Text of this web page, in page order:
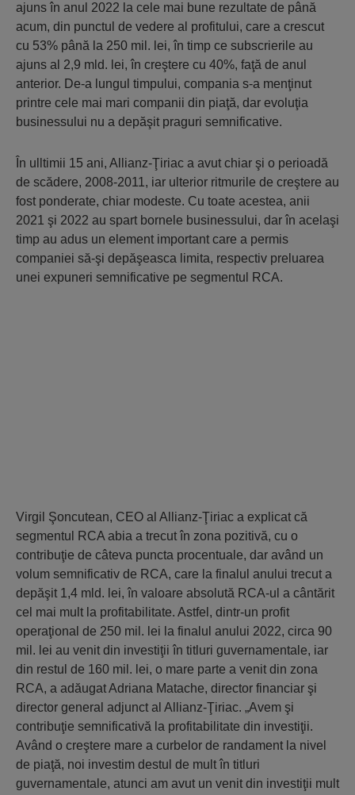
ajuns în anul 2022 la cele mai bune rezultate de până
acum, din punctul de vedere al profitului, care a crescut
cu 53% până la 250 mil. lei, în timp ce subscrierile au
ajuns al 2,9 mld. lei, în creştere cu 40%, faţă de anul
anterior. De-a lungul timpului, compania s-a menţinut
printre cele mai mari companii din piaţă, dar evoluţia
businessului nu a depăşit praguri semnificative.
În ulltimii 15 ani, Allianz-Ţiriac a avut chiar şi o perioadă
de scădere, 2008-2011, iar ulterior ritmurile de creştere au
fost ponderate, chiar modeste. Cu toate acestea, anii
2021 şi 2022 au spart bornele businessului, dar în acelaşi
timp au adus un element important care a permis
companiei să-şi depăşeasca limita, respectiv preluarea
unei expuneri semnificative pe segmentul RCA.
Virgil Şoncutean, CEO al Allianz-Ţiriac a explicat că
segmentul RCA abia a trecut în zona pozitivă, cu o
contribuţie de câteva puncta procentuale, dar având un
volum semnificativ de RCA, care la finalul anului trecut a
depăşit 1,4 mld. lei, în valoare absolută RCA-ul a cântărit
cel mai mult la profitabilitate. Astfel, dintr-un profit
operaţional de 250 mil. lei la finalul anului 2022, circa 90
mil. lei au venit din investiţii în titluri guvernamentale, iar
din restul de 160 mil. lei, o mare parte a venit din zona
RCA, a adăugat Adriana Matache, director financiar şi
director general adjunct al Allianz-Ţiriac. „Avem şi
contribuţie semnificativă la profitabilitate din investiţii.
Având o creştere mare a curbelor de randament la nivel
de piaţă, noi investim destul de mult în titluri
guvernamentale, atunci am avut un venit din investiţii mult